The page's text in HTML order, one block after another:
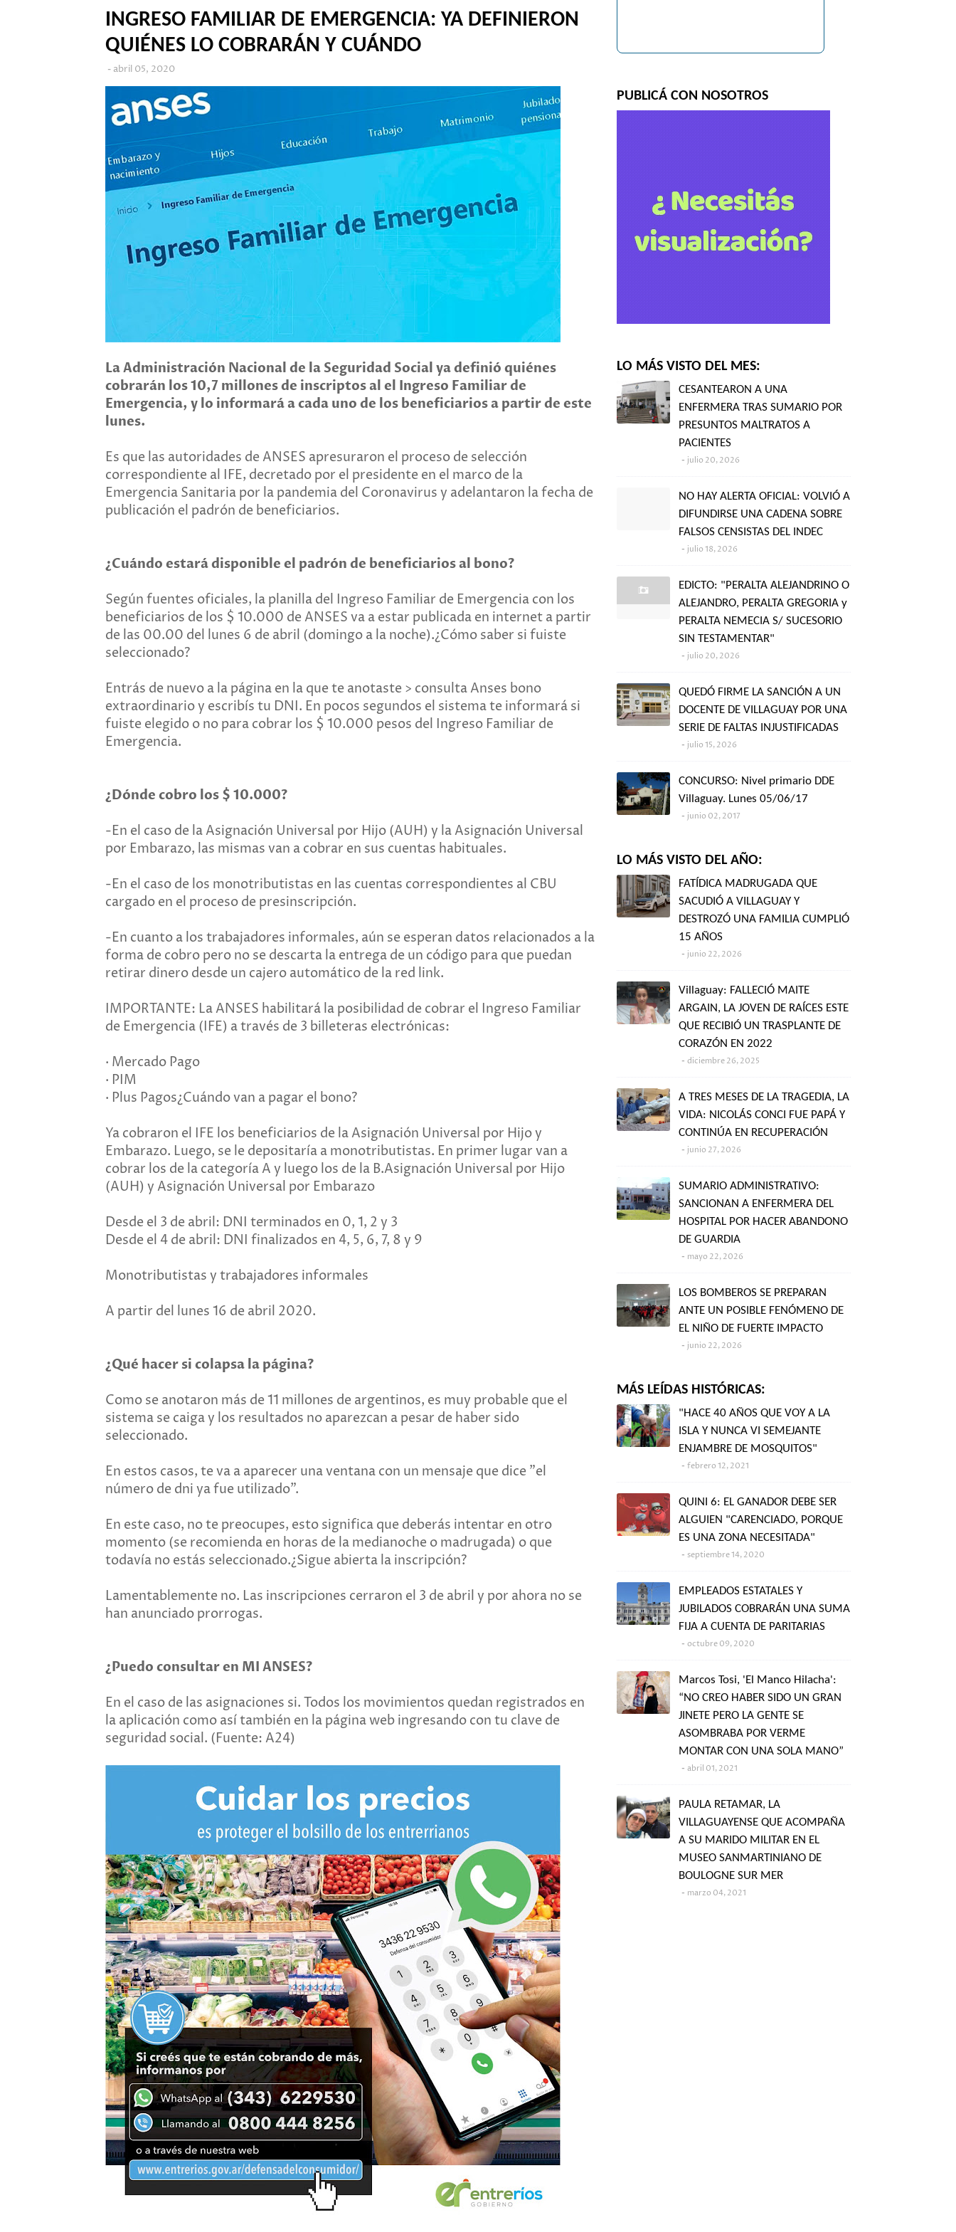
INGRESO FAMILIAR DE EMERGENCIA: YA DEFINIERON
QUIÉNES LO COBRARÁN Y CUÁNDO
abril 05, 2020
La Administración Nacional de la Seguridad Social ya definió quiénes
cobrarán los 10,7 millones de inscriptos al el Ingreso Familiar de
Emergencia, y lo informará a cada uno de los beneficiarios a partir de este
lunes.
Es que las autoridades de ANSES apresuraron el proceso de selección
correspondiente al IFE, decretado por el presidente en el marco de la
Emergencia Sanitaria por la pandemia del Coronavirus y adelantaron la fecha de
publicación el padrón de beneficiarios.
¿Cuándo estará disponible el padrón de beneficiarios al bono?
Según fuentes oficiales, la planilla del Ingreso Familiar de Emergencia con los
beneficiarios de los $ 10.000 de ANSES va a estar publicada en internet a partir
de las 00.00 del lunes 6 de abril (domingo a la noche).¿Cómo saber si fuiste
seleccionado?
Entrás de nuevo a la página en la que te anotaste > consulta Anses bono
extraordinario y escribís tu DNI. En pocos segundos el sistema te informará si
fuiste elegido o no para cobrar los $ 10.000 pesos del Ingreso Familiar de
Emergencia.
¿Dónde cobro los $ 10.000?
-En el caso de la Asignación Universal por Hijo (AUH) y la Asignación Universal
por Embarazo, las mismas van a cobrar en sus cuentas habituales.
-En el caso de los monotributistas en las cuentas correspondientes al CBU
cargado en el proceso de presinscripción.
-En cuanto a los trabajadores informales, aún se esperan datos relacionados a la
forma de cobro pero no se descarta la entrega de un código para que puedan
retirar dinero desde un cajero automático de la red link.
IMPORTANTE: La ANSES habilitará la posibilidad de cobrar el Ingreso Familiar
de Emergencia (IFE) a través de 3 billeteras electrónicas:
· Mercado Pago
· PIM
· Plus Pagos¿Cuándo van a pagar el bono?
Ya cobraron el IFE los beneficiarios de la Asignación Universal por Hijo y
Embarazo. Luego, se le depositaría a monotributistas. En primer lugar van a
cobrar los de la categoría A y luego los de la B.Asignación Universal por Hijo
(AUH) y Asignación Universal por Embarazo
Desde el 3 de abril: DNI terminados en 0, 1, 2 y 3
Desde el 4 de abril: DNI finalizados en 4, 5, 6, 7, 8 y 9
Monotributistas y trabajadores informales
A partir del lunes 16 de abril 2020.
¿Qué hacer si colapsa la página?
Como se anotaron más de 11 millones de argentinos, es muy probable que el
sistema se caiga y los resultados no aparezcan a pesar de haber sido
seleccionado.
En estos casos, te va a aparecer una ventana con un mensaje que dice "el
número de dni ya fue utilizado".
En este caso, no te preocupes, esto significa que deberás intentar en otro
momento (se recomienda en horas de la medianoche o madrugada) o que
todavía no estás seleccionado.¿Sigue abierta la inscripción?
Lamentablemente no. Las inscripciones cerraron el 3 de abril y por ahora no se
han anunciado prorrogas.
¿Puedo consultar en MI ANSES?
En el caso de las asignaciones si. Todos los movimientos quedan registrados en
la aplicación como así también en la página web ingresando con tu clave de
seguridad social. (Fuente: A24)
PUBLICÁ CON NOSOTROS
LO MÁS VISTO DEL MES:
CESANTEARON A UNA
ENFERMERA TRAS SUMARIO POR
PRESUNTOS MALTRATOS A
PACIENTES
julio 20, 2026
NO HAY ALERTA OFICIAL: VOLVIÓ A
DIFUNDIRSE UNA CADENA SOBRE
FALSOS CENSISTAS DEL INDEC
julio 18, 2026
EDICTO: "PERALTA ALEJANDRINO O
ALEJANDRO, PERALTA GREGORIA y
PERALTA NEMECIA S/ SUCESORIO
SIN TESTAMENTAR"
julio 20, 2026
QUEDÓ FIRME LA SANCIÓN A UN
DOCENTE DE VILLAGUAY POR UNA
SERIE DE FALTAS INJUSTIFICADAS
julio 15, 2026
CONCURSO: Nivel primario DDE
Villaguay. Lunes 05/06/17
junio 02, 2017
LO MÁS VISTO DEL AÑO:
FATÍDICA MADRUGADA QUE
SACUDIÓ A VILLAGUAY Y
DESTROZÓ UNA FAMILIA CUMPLIÓ
15 AÑOS
junio 22, 2026
Villaguay: FALLECIÓ MAITE
ARGAIN, LA JOVEN DE RAÍCES ESTE
QUE RECIBIÓ UN TRASPLANTE DE
CORAZÓN EN 2022
diciembre 26, 2025
A TRES MESES DE LA TRAGEDIA, LA
VIDA: NICOLÁS CONCI FUE PAPÁ Y
CONTINÚA EN RECUPERACIÓN
junio 27, 2026
SUMARIO ADMINISTRATIVO:
SANCIONAN A ENFERMERA DEL
HOSPITAL POR HACER ABANDONO
DE GUARDIA
mayo 22, 2026
LOS BOMBEROS SE PREPARAN
ANTE UN POSIBLE FENÓMENO DE
EL NIÑO DE FUERTE IMPACTO
junio 22, 2026
MÁS LEÍDAS HISTÓRICAS:
"HACE 40 AÑOS QUE VOY A LA
ISLA Y NUNCA VI SEMEJANTE
ENJAMBRE DE MOSQUITOS"
febrero 12, 2021
QUINI 6: EL GANADOR DEBE SER
ALGUIEN "CARENCIADO, PORQUE
ES UNA ZONA NECESITADA"
septiembre 14, 2020
EMPLEADOS ESTATALES Y
JUBILADOS COBRARÁN UNA SUMA
FIJA A CUENTA DE PARITARIAS
octubre 09, 2020
Marcos Tosi, 'El Manco Hilacha':
“NO CREO HABER SIDO UN GRAN
JINETE PERO LA GENTE SE
ASOMBRABA POR VERME
MONTAR CON UNA SOLA MANO”
abril 01, 2021
PAULA RETAMAR, LA
VILLAGUAYENSE QUE ACOMPAÑA
A SU MARIDO MILITAR EN EL
MUSEO SANMARTINIANO DE
BOULOGNE SUR MER
marzo 04, 2021